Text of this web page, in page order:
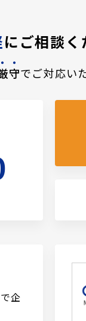
にご相談
守でご対応い
企